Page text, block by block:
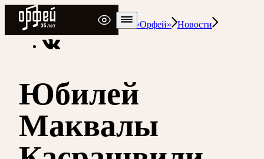
Радио Орфей
Радио классической музыки «Орфей»
Новости
Юбилей
Маквалы